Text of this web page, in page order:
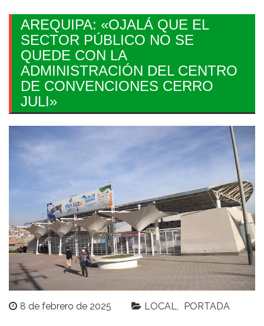
AREQUIPA: «OJALÁ QUE EL
SECTOR PÚBLICO NO SE
QUEDE CON LA
ADMINISTRACIÓN DEL CENTRO
DE CONVENCIONES CERRO
JULI»
8 de febrero de 2025 LOCAL PORTADA